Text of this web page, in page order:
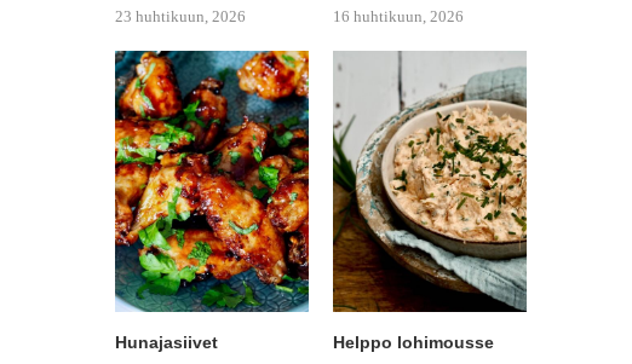
23 huhtikuun, 2026 16 huhtikuun, 2026
Hunajasiivet Helppo lohimousse